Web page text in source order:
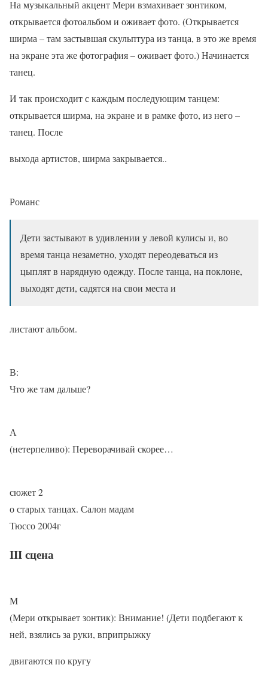
На музыкальный акцент Мери взмахивает зонтиком,
открывается фотоальбом и оживает фото. (Открывается
ширма – там застывшая скульптура из танца, в это же время
на экране эта же фотография – оживает фото.) Начинается
танец.
И так происходит с каждым последующим танцем:
открывается ширма, на экране и в рамке фото, из него –
танец. После
выхода артистов, ширма закрывается..
Романс
Дети застывают в удивлении у левой кулисы и, во
время танца незаметно, уходят переодеваться из
цыплят в нарядную одежду. После танца, на поклоне,
выходят дети, садятся на свои места и
листают альбом.
В:
Что же там дальше?
А
(нетерпеливо): Переворачивай скорее…
сюжет 2
о старых танцах. Салон мадам
Тюссо 2004г
III сцена
М
(Мери открывает зонтик): Внимание! (Дети подбегают к
ней, взялись за руки, вприпрыжку
двигаются по кругу